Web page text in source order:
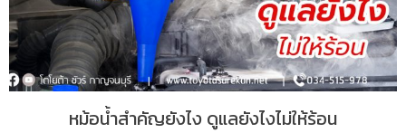
หม้อน้ำสำคัญยังไง ดูแลยังไงไม่ให้ร้อน